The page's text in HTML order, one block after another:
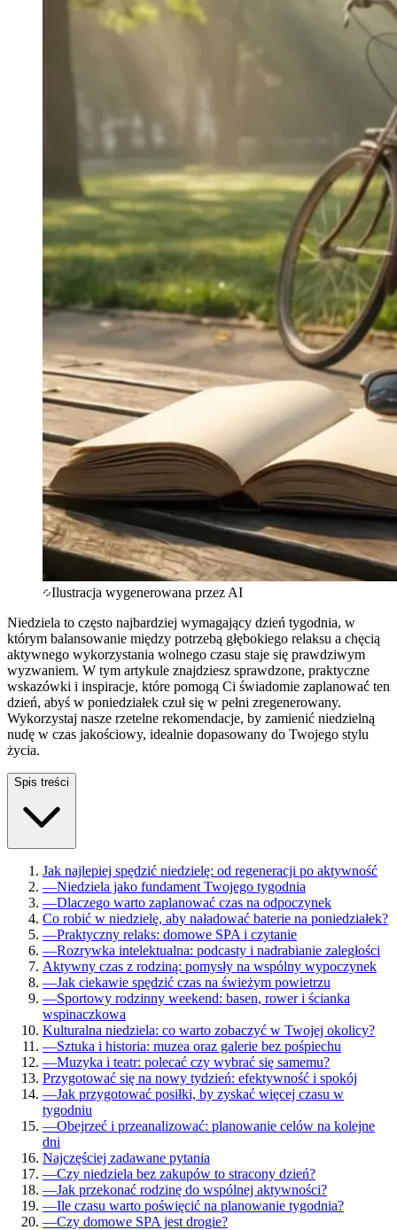
Ilustracja wygenerowana przez AI
Niedziela to często najbardziej wymagający dzień tygodnia, w
którym balansowanie między potrzebą głębokiego relaksu a chęcią
aktywnego wykorzystania wolnego czasu staje się prawdziwym
wyzwaniem. W tym artykule znajdziesz sprawdzone, praktyczne
wskazówki i inspiracje, które pomogą Ci świadomie zaplanować ten
dzień, abyś w poniedziałek czuł się w pełni zregenerowany.
Wykorzystaj nasze rzetelne rekomendacje, by zamienić niedzielną
nudę w czas jakościowy, idealnie dopasowany do Twojego stylu
życia.
Spis treści
Jak najlepiej spędzić niedzielę: od regeneracji po aktywność
—Niedziela jako fundament Twojego tygodnia
—Dlaczego warto zaplanować czas na odpoczynek
Co robić w niedzielę, aby naładować baterie na poniedziałek?
—Praktyczny relaks: domowe SPA i czytanie
—Rozrywka intelektualna: podcasty i nadrabianie zaległości
Aktywny czas z rodziną: pomysły na wspólny wypoczynek
—Jak ciekawie spędzić czas na świeżym powietrzu
—Sportowy rodzinny weekend: basen, rower i ścianka
wspinaczkowa
Kulturalna niedziela: co warto zobaczyć w Twojej okolicy?
—Sztuka i historia: muzea oraz galerie bez pośpiechu
—Muzyka i teatr: polecać czy wybrać się samemu?
Przygotować się na nowy tydzień: efektywność i spokój
—Jak przygotować posiłki, by zyskać więcej czasu w
tygodniu
—Obejrzeć i przeanalizować: planowanie celów na kolejne
dni
Najczęściej zadawane pytania
—Czy niedziela bez zakupów to stracony dzień?
—Jak przekonać rodzinę do wspólnej aktywności?
—Ile czasu warto poświęcić na planowanie tygodnia?
—Czy domowe SPA jest drogie?